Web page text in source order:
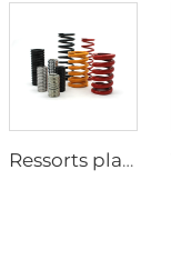
Ressorts plats Hongsheng 10cm Ressort à compression Enroulé